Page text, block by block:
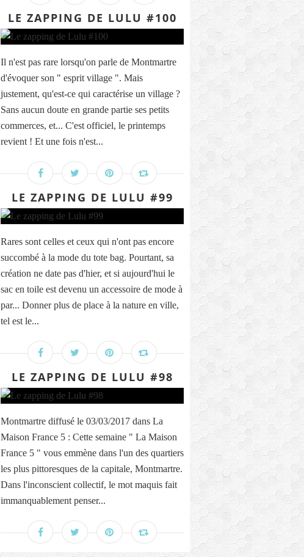
LE ZAPPING DE LULU #100
Il n'est pas rare lorsqu'on parle de Montmartre
d'évoquer son " esprit village ". Mais
justement, qu'est-ce qui caractérise un village ?
Sans aucun doute en grande partie ses petits
commerces, et... C'est officiel, le printemps
revient ! Et une fois n'est...
LE ZAPPING DE LULU #99
Rares sont celles et ceux qui n'ont pas encore
succombé à la mode du tote bag. Pourtant, sa
création ne date pas d'hier, et si aujourd'hui le
sac en toile est devenu un accessoire de mode à
par... Donner plus de place à la nature en ville,
tel est le...
LE ZAPPING DE LULU #98
Montmartre diffusé le 03/03/2017 dans La
Maison France 5 : Cette semaine " La Maison
France 5 " vous emmène dans l'un des quartiers
les plus pittoresques de la capitale, Montmartre.
Dans l'inconscient collectif, le mot maquis fait
immanquablement penser...